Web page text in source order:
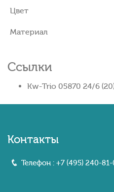
Цвет
Материал
Ссылки
Kw-Trio 05870 24/6
Контакты
Телефон : +7 (495) 240-